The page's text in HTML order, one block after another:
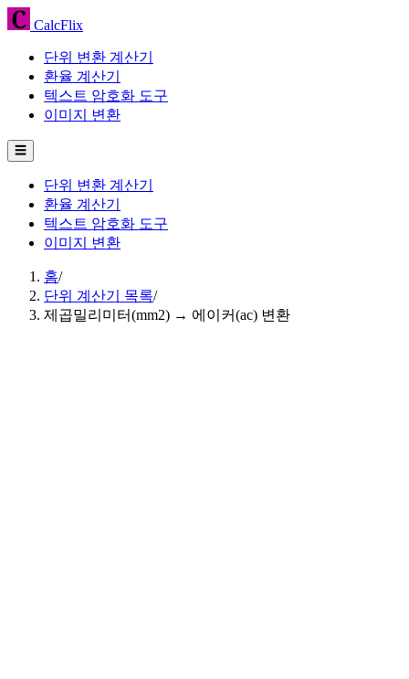
CalcFlix
단위 변환 계산기
환율 계산기
텍스트 암호화 도구
이미지 변환
☰
단위 변환 계산기
환율 계산기
텍스트 암호화 도구
이미지 변환
홈/
단위 계산기 목록/
제곱밀리미터(mm2) → 에이커(ac) 변환